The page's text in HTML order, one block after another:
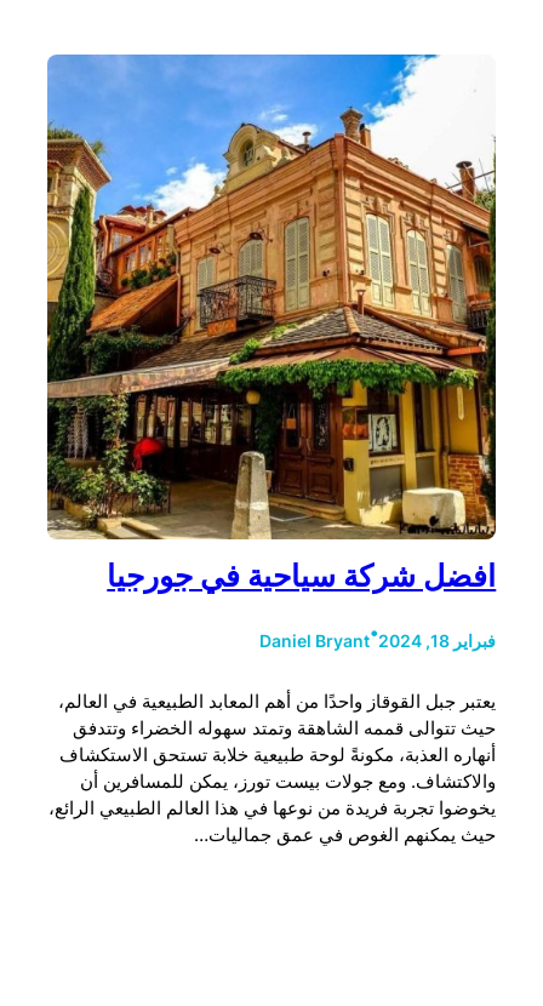
افضل شركة سياحية في جورجيا
فبراير 18, 2024 •
Daniel Bryant
يعتبر جبل القوقاز واحدًا من أهم المعابد الطبيعية في العالم،
حيث تتوالى قممه الشاهقة وتمتد سهوله الخضراء وتتدفق
أنهاره العذبة، مكونةً لوحة طبيعية خلابة تستحق الاستكشاف
والاكتشاف. ومع جولات بيست تورز، يمكن للمسافرين أن
يخوضوا تجربة فريدة من نوعها في هذا العالم الطبيعي الرائع،
حيث يمكنهم الغوص في عمق جماليات…